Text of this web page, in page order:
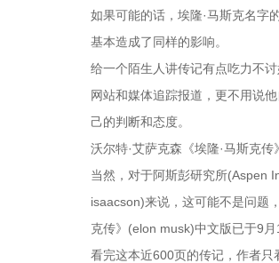
如果可能的话，埃隆·马斯克名字
基本造成了同样的影响。
给一个陌生人讲传记有点吃力不
网站和媒体追踪报道，更不用说
己的判断和态度。
沃尔特·艾萨克森《埃隆·马斯克传
当然，对于阿斯彭研究所(Aspen
isaacson)来说，这可能不是问题
克传》(elon musk)中文版已于9
看完这本近600页的传记，作者